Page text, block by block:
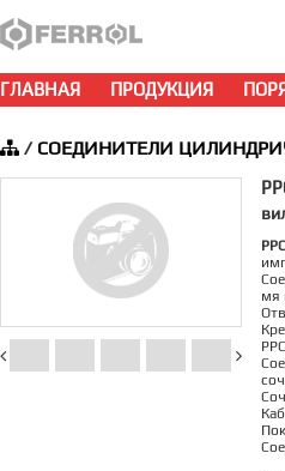
ГЛАВНАЯ ПРОДУКЦИЯ
/ СОЕДИНИТЕЛИ
мя